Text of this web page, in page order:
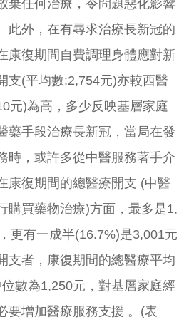
棄任何治療， 令問題惡化影響
此外， 在有尋求治療長新冠的
康復期間自費調理身體應對新
支(平均數:2,754元)亦較西醫
元)為高， 多少反映基層家庭
藥手段治療長新冠， 當局在發
時，或許多從中醫服務著手介
康復期間的總醫療開支 (中醫
購買藥物治療)方面，最多是1,
更有一成半(16.7%)是3,001元
支者， 康復期間的總醫療平均
數為1,250元，對基層家庭經
要增加醫療服務支援 。(表